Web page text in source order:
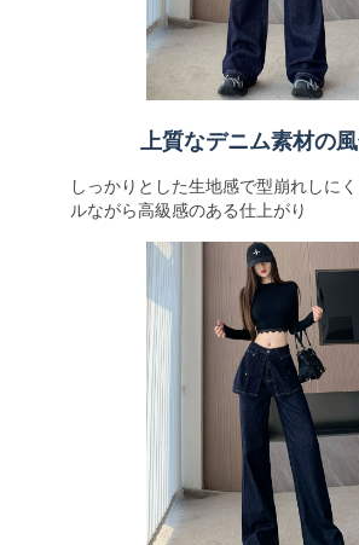
上質なデニム素材の
しっかりとした生地感で型崩れしに
ルながら高級感のある仕上がり